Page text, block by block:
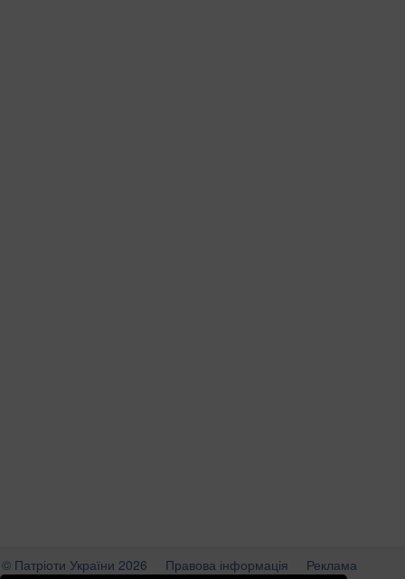
© Патріоти України 2026 Правова інформація Реклама